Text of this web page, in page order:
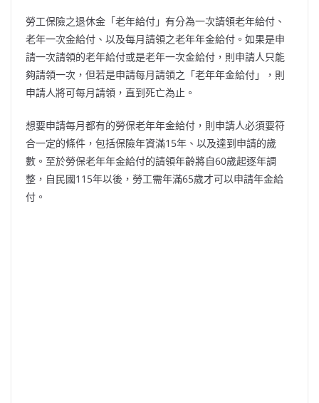
勞工保險之退休金「老年給付」有分為一次請領老年給付、
老年一次金給付、以及每月請領之老年年金給付。如果是申
請一次請領的老年給付或是老年一次金給付，則申請人只能
夠請領一次，但若是申請每月請領之「老年年金給付」，則
申請人將可每月請領，直到死亡為止。
想要申請每月都有的勞保老年年金給付，則申請人必須要符
合一定的條件，包括保險年資滿15年、以及達到申請的歲
數。至於勞保老年年金給付的請領年齡將自60歲起逐年調
整，自民國115年以後，勞工需年滿65歲才可以申請年金給
付。